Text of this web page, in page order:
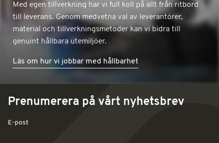
Med egen tillverkning har vi full koll på allt från ritbord
till leverans. Genom medvetna val av leverantörer,
material och tillverkningsmetoder kan vi bidra till
genuint hållbara utemiljöer.
Läs om hur vi jobbar med hållbarhet
Prenumerera på vårt nyhetsbrev
E-post